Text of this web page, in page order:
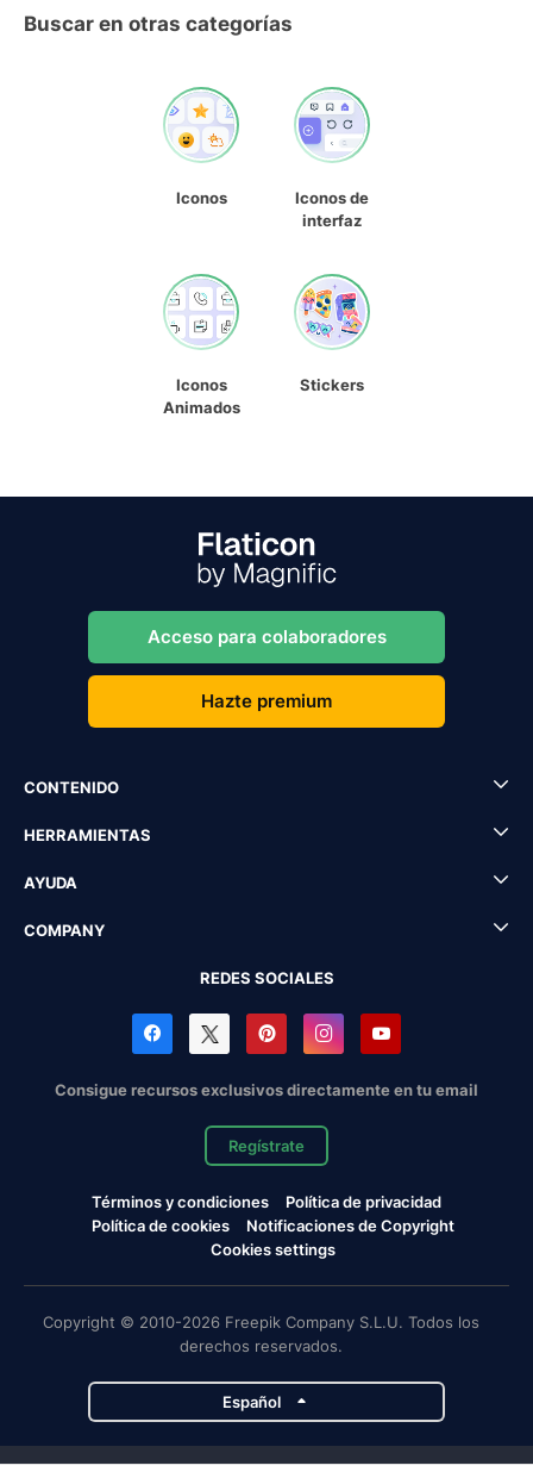
Buscar en otras categorías
Iconos
Iconos de
interfaz
Iconos
Animados
Stickers
Acceso para colaboradores
Hazte premium
CONTENIDO
HERRAMIENTAS
AYUDA
COMPANY
REDES SOCIALES
Consigue recursos exclusivos directamente en tu email
Regístrate
Términos y condiciones
Política de privacidad
Política de cookies
Notificaciones de Copyright
Cookies settings
Copyright © 2010-2026 Freepik Company S.L.U. Todos los
derechos reservados.
Español